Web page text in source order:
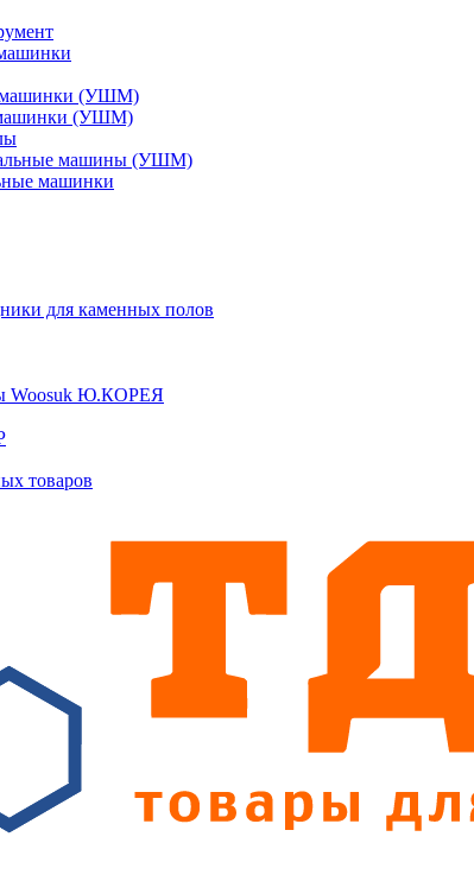
машинки (УШМ)
(УШМ)
машины (УШМ)
машинки
для каменных полов
Woosuk Ю.КОРЕЯ
товаров